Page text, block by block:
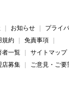
お知らせ
プライ
規約
免責事項
者一覧
サイトマップ
店募集
ご意見・ご要